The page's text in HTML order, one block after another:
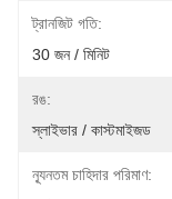
ট্রানজিট গতি:
30 জন / মিনিট
রঙ:
স্লাইভার / কাস্টমাইজড
ন্যূনতম চাহিদার পরিমাণ: